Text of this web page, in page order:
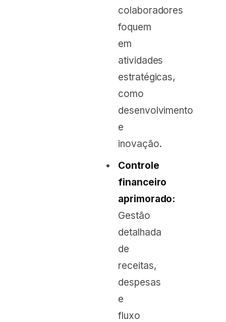
colaboradores
foquem
em
atividades
estratégicas,
como
desenvolvimento
e
inovação.
Controle
financeiro
aprimorado:
Gestão
detalhada
de
receitas,
despesas
e
fluxo